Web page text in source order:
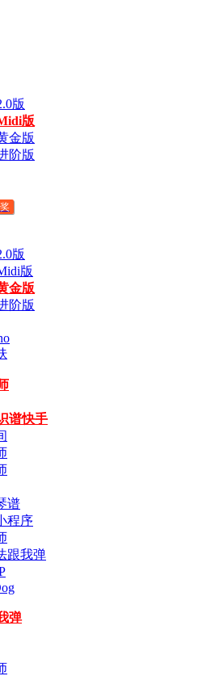
版
版
金版
阶版
版
版
金版
阶版
谱快手
谱
程序
跟我弹
弹